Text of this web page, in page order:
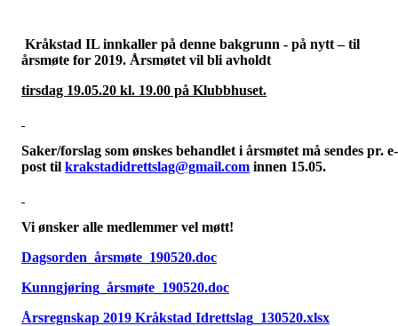
Kråkstad IL innkaller på denne bakgrunn - på nytt – til
årsmøte for 2019. Årsmøtet vil bli avholdt
tirsdag 19.05.20 kl. 19.00 på Klubbhuset.
Saker/forslag som ønskes behandlet i årsmøtet må sendes pr. e-
post til krakstadidrettslag@gmail.com innen 15.05.
Vi ønsker alle medlemmer vel møtt!
Dagsorden_årsmøte_190520.doc
Kunngjøring_årsmøte_190520.doc
Årsregnskap 2019 Kråkstad Idrettslag_130520.xlsx